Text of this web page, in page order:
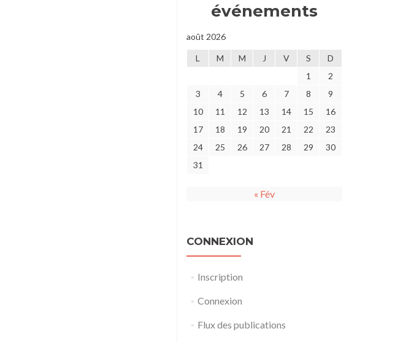
événements
août 2026
L M M J V S
D
1
2
3
4 5 6 7 8
9
10
11 12 13 14 15
16
17
18 19 20 21 22
23
24
25 26 27 28 29
30
31
« Fév
CONNEXION
Inscription
Connexion
Flux des publications